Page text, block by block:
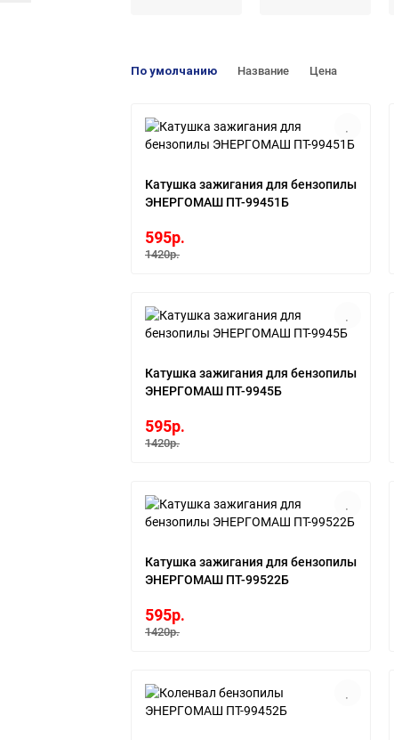
По умолчанию Название Цена
Катушка зажигания для бензопилы
ЭНЕРГОМАШ ПТ-99451Б
595р.
1420р.
Катушка зажигания для бензопилы
ЭНЕРГОМАШ ПТ-9945Б
595р.
1420р.
Катушка зажигания для бензопилы
ЭНЕРГОМАШ ПТ-99522Б
595р.
1420р.